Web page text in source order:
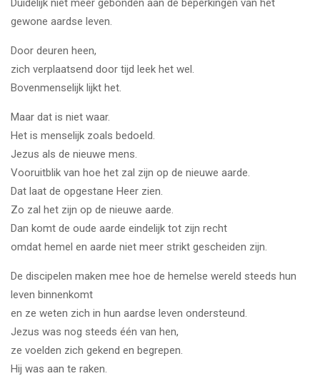
Duidelijk niet meer gebonden aan de beperkingen van het
gewone aardse leven.
Door deuren heen,
zich verplaatsend door tijd leek het wel.
Bovenmenselijk lijkt het.
Maar dat is niet waar.
Het is menselijk zoals bedoeld.
Jezus als de nieuwe mens.
Vooruitblik van hoe het zal zijn op de nieuwe aarde.
Dat laat de opgestane Heer zien.
Zo zal het zijn op de nieuwe aarde.
Dan komt de oude aarde eindelijk tot zijn recht
omdat hemel en aarde niet meer strikt gescheiden zijn.
De discipelen maken mee hoe de hemelse wereld steeds hun
leven binnenkomt
en ze weten zich in hun aardse leven ondersteund.
Jezus was nog steeds één van hen,
ze voelden zich gekend en begrepen.
Hij was aan te raken.